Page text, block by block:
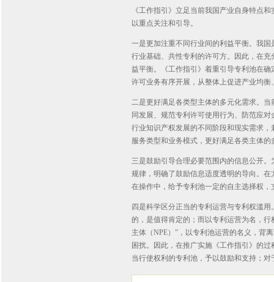
《工作指引》立足当前我国产业自身特点
以重点关注和引导。
一是更加注重不同行业间的利益平衡。我
行业基础、共性专利的许可方。因此，在
益平衡。《工作指引》着重引导专利池在
许可业务有序开展，从整体上促进产业均衡
二是更好满足各类型主体的多元化需求。
同发展、规范专利许可使用行为、防范应
行业知识产权发展的不同阶段和现实需求
服务类型和业务模式，更好满足各类主体
三是鼓励引导合理必要范围内的信息公开
规律，明确了鼓励信息适度透明的导向。
在操作中，给予专利池一定的自主选择权
四是科学区分正当的专利运营与专利权滥
的，是值得肯定的；而以专利运营为名，
主体（NPE）”，以专利池运营的名义，背
困扰。因此，在推广实施《工作指引》的
当行使权利的专利池，予以鼓励和支持；